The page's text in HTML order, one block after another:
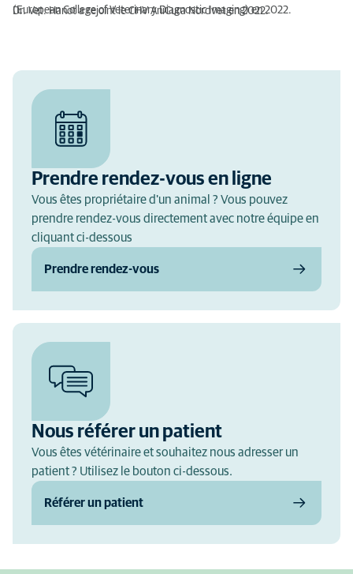
(European College of Veterinary Diagnostic Imaging) en 2022.
Dr. Vet. Hanot a rejoint le CHV AniCura Nordvet en 2022.
Prendre rendez-vous en ligne
Vous êtes propriétaire d'un animal ? Vous pouvez
prendre rendez-vous directement avec notre équipe en
cliquant ci-dessous
Prendre rendez-vous
Nous référer un patient
Vous êtes vétérinaire et souhaitez nous adresser un
patient ? Utilisez le bouton ci-dessous.
Référer un patient